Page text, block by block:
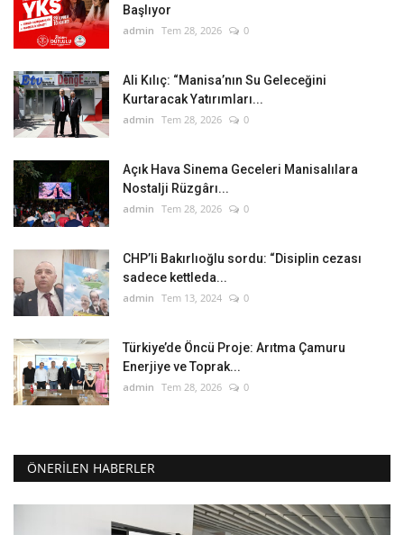
Başlıyor
admin Tem 28, 2026 0
Ali Kılıç: “Manisa’nın Su Geleceğini
Kurtaracak Yatırımları...
admin Tem 28, 2026 0
Açık Hava Sinema Geceleri Manisalılara
Nostalji Rüzgârı...
admin Tem 28, 2026 0
CHP’li Bakırlıoğlu sordu: “Disiplin cezası
sadece kettleda...
admin Tem 13, 2024 0
Türkiye’de Öncü Proje: Arıtma Çamuru
Enerjiye ve Toprak...
admin Tem 28, 2026 0
ÖNERILEN HABERLER